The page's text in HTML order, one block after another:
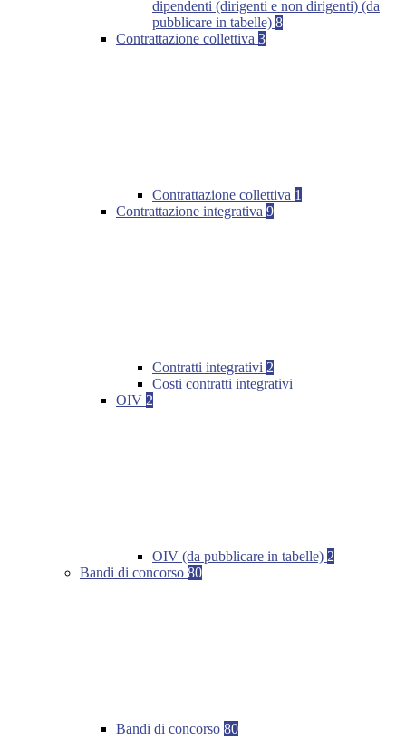
dipendenti (dirigenti e non dirigenti) (da
pubblicare in tabelle) 8
Contrattazione collettiva 3
Contrattazione collettiva 1
Contrattazione integrativa 9
Contratti integrativi 2
Costi contratti integrativi
OIV 2
OIV (da pubblicare in tabelle) 2
Bandi di concorso 80
Bandi di concorso 80